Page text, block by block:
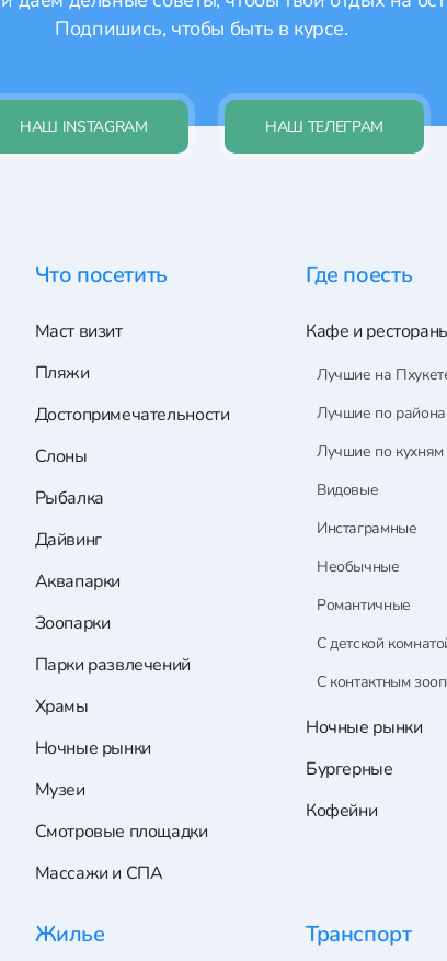
Подпишись, чтобы быть в курсе.
НАШ INSTAGRAM НАШ ТЕЛЕГРАМ
Что посетить
Маст визит
Пляжи
Достопримечательности
Слоны
Рыбалка
Дайвинг
Аквапарки
Зоопарки
Парки развлечений
Храмы
Ночные рынки
Музеи
Смотровые площадки
Массажи и СПА
Где поесть
Кафе и
Лучшие на
Лучшие по
Лучшие по кухням
Видовые
Инстаграмные
Необычные
Романтичные
С детской
С контактным
Ночные рынки
Бургерные
Кофейни
Жилье Транспорт